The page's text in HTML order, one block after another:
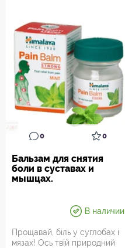
0 0
Бальзам для снятия
боли в суставах и
мышцах.
В наличии
Прощавай, біль у суглобах і
мязах! Ось твій природний